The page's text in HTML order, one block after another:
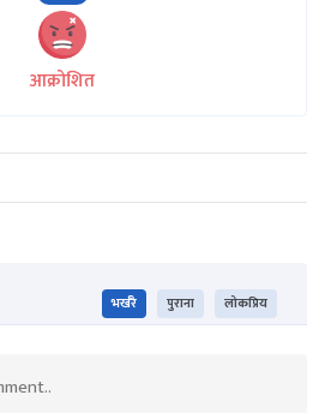
आक्रोशित
भर्खरै पुराना लोकप्रिय